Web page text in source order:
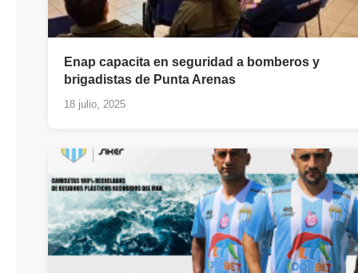
Enap capacita en seguridad a bomberos y
brigadistas de Punta Arenas
18 julio, 2025